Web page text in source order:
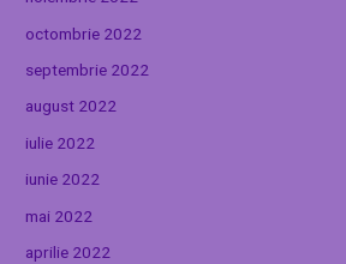
octombrie 2022
septembrie 2022
august 2022
iulie 2022
iunie 2022
mai 2022
aprilie 2022